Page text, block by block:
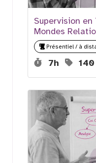
Supervision
Mondes
Présentiel / à
Durée :
7h